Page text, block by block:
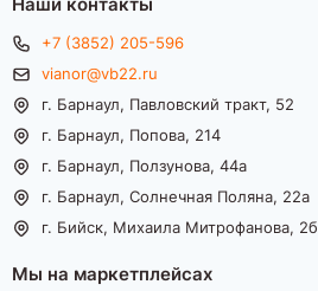
+7 (3852) 205-596
vianor@vb22.ru
г. Барнаул, Павловский тракт, 52
г. Барнаул, Попова, 214
г. Барнаул, Ползунова, 44а
г. Барнаул, Солнечная Поляна, 22а
г. Бийск, Михаила Митрофанова, 2б
Мы на маркетплейсах